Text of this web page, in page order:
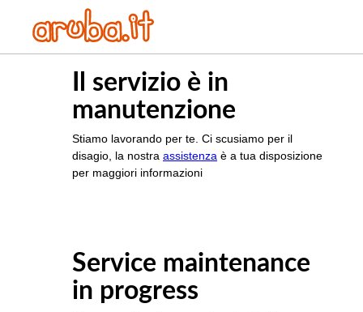
Il servizio è in
manutenzione
Stiamo lavorando per te. Ci scusiamo per il
disagio, la nostra assistenza è a tua disposizione
per maggiori informazioni
Service maintenance
in progress